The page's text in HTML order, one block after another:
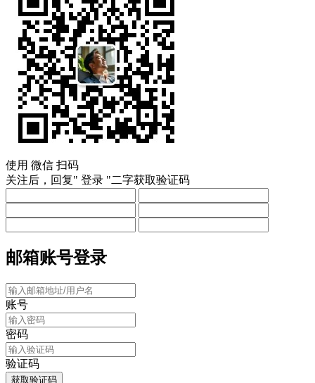
使用 微信 扫码
关注后，回复" 登录 "二字获取验证码
邮箱账号登录
账号
密码
验证码
获取验证码